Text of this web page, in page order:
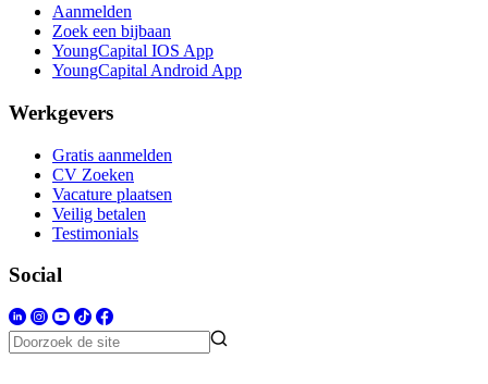
Aanmelden
Zoek een bijbaan
YoungCapital IOS App
YoungCapital Android App
Werkgevers
Gratis aanmelden
CV Zoeken
Vacature plaatsen
Veilig betalen
Testimonials
Social